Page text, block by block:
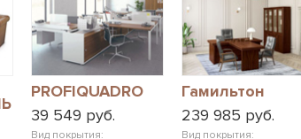
PROFIQUADRO
39 549 руб.
Вид покрытия:
Гамильтон
239 985 руб.
Вид покрытия: